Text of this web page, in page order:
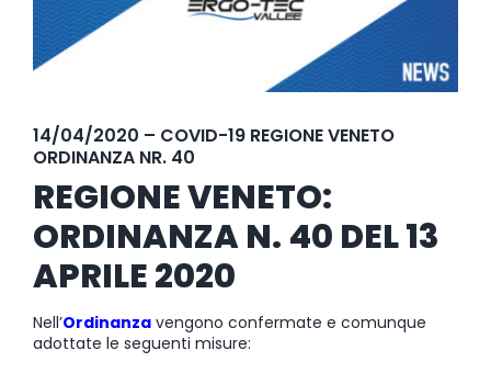
EVENTI NOVITÀ
14/04/2020 – COVID-19 REGIONE VENETO
ORDINANZA NR. 40
REGIONE VENETO:
ORDINANZA N. 40 DEL 13
APRILE 2020
Nell’Ordinanza vengono confermate e comunque
adottate le seguenti misure: